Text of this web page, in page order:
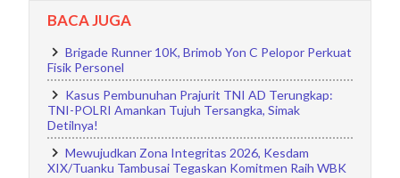
BACA JUGA
Brigade Runner 10K, Brimob Yon C Pelopor Perkuat
Fisik Personel
Kasus Pembunuhan Prajurit TNI AD Terungkap:
TNI-POLRI Amankan Tujuh Tersangka, Simak
Detilnya!
Mewujudkan Zona Integritas 2026, Kesdam
XIX/Tuanku Tambusai Tegaskan Komitmen Raih WBK